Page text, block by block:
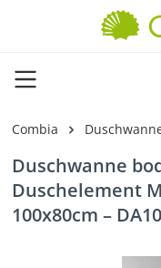
Zum Hauptinhalt
Combia
Duschwanne
Duschelement
100x80cm –